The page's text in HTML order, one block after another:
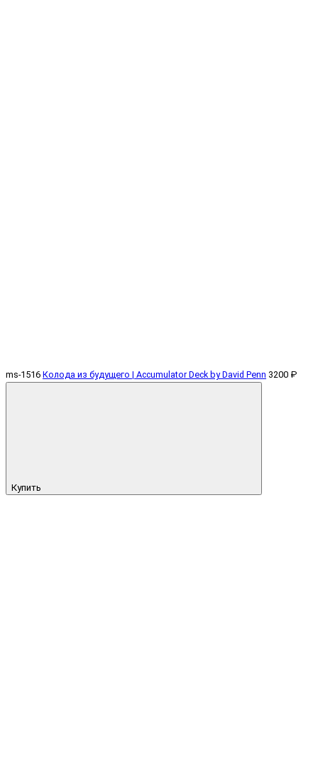
ms-1516 Колода из будущего | Accumulator Deck by David Penn 3200 ₽
Купить